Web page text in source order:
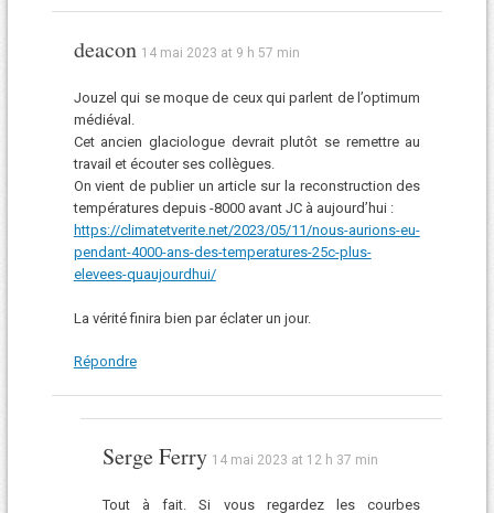
deacon 14 mai 2023 at 9 h 57 min
Jouzel qui se moque de ceux qui parlent de l’optimum
médiéval.
Cet ancien glaciologue devrait plutôt se remettre au
travail et écouter ses collègues.
On vient de publier un article sur la reconstruction des
températures depuis -8000 avant JC à aujourd’hui :
https://climatetverite.net/2023/05/11/nous-aurions-eu-
pendant-4000-ans-des-temperatures-25c-plus-
elevees-quaujourdhui/
La vérité finira bien par éclater un jour.
Répondre
Serge Ferry 14 mai 2023 at 12 h 37 min
Tout à fait. Si vous regardez les courbes